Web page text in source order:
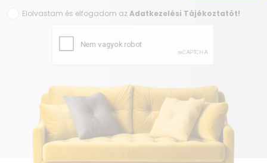
Elolvastam és elfogadom azAdatkezelési Tájékoztatót!